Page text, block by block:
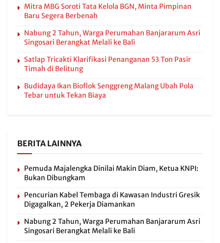
Mitra MBG Soroti Tata Kelola BGN, Minta Pimpinan
Baru Segera Berbenah
Nabung 2 Tahun, Warga Perumahan Banjararum Asri
Singosari Berangkat Melali ke Bali
Satlap Tricakti Klarifikasi Penanganan 53 Ton Pasir
Timah di Belitung
Budidaya Ikan Bioflok Senggreng Malang Ubah Pola
Tebar untuk Tekan Biaya
BERITA LAINNYA
Pemuda Majalengka Dinilai Makin Diam, Ketua KNPI:
Bukan Dibungkam
Pencurian Kabel Tembaga di Kawasan Industri Gresik
Digagalkan, 2 Pekerja Diamankan
Nabung 2 Tahun, Warga Perumahan Banjararum Asri
Singosari Berangkat Melali ke Bali